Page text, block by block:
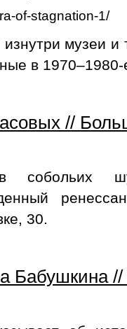
of-stagnation-1/
музеи и
в
//
собольих
30.
Бабушкина